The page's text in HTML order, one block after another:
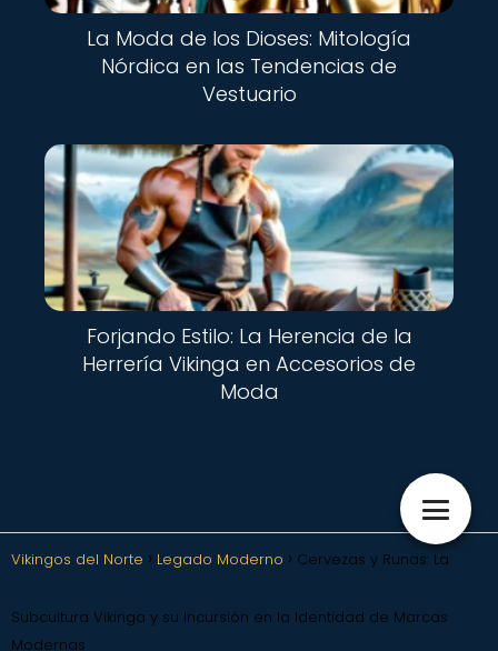
La Moda de los Dioses: Mitología
Nórdica en las Tendencias de
Vestuario
Forjando Estilo: La Herencia de la
Herrería Vikinga en Accesorios de
Moda
Vikingos del Norte Legado Moderno Cervezas y Runas: La
Subcultura Vikinga y su Incursión en la Identidad de Marcas
Modernas